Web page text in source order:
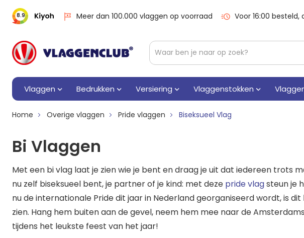
8.9 Meer dan 100.000 vlaggen op voorraad Voor 16:00
Vlaggen Bedrukken Versiering Vlaggenstokken
Home Overige vlaggen Pride vlaggen Biseksueel Vlag
Bi Vlaggen
Met een bi vlag laat je zien wie je bent en draag je uit dat iedereen trots
nu zelf biseksueel bent, je partner of je kind: met deze pride vlagsteun je
nu de internationale Pride dit jaar in Nederland georganiseerd wordt, is
zien. Hang hem buiten aan de gevel, neem hem mee naar de
tijdens het leukste feest van het jaar!